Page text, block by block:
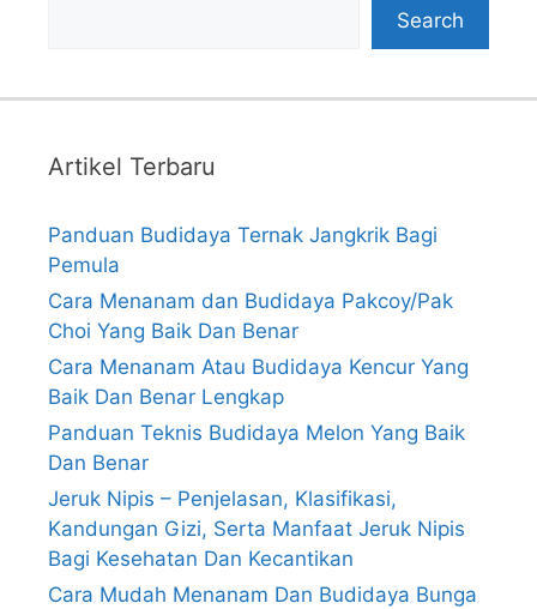
Search
Artikel Terbaru
Panduan Budidaya Ternak Jangkrik Bagi
Pemula
Cara Menanam dan Budidaya Pakcoy/Pak
Choi Yang Baik Dan Benar
Cara Menanam Atau Budidaya Kencur Yang
Baik Dan Benar Lengkap
Panduan Teknis Budidaya Melon Yang Baik
Dan Benar
Jeruk Nipis – Penjelasan, Klasifikasi,
Kandungan Gizi, Serta Manfaat Jeruk Nipis
Bagi Kesehatan Dan Kecantikan
Cara Mudah Menanam Dan Budidaya Bunga